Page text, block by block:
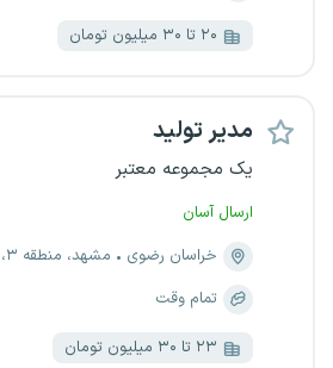
۲۰ تا ۳۰ میلیون تومان
مدیر تولید
یک مجموعه معتبر
ارسال آسان
خراسان رضوی
مشهد، منطقه ۳، بهمن
تمام وقت
۲۳ تا ۳۰ میلیون تومان